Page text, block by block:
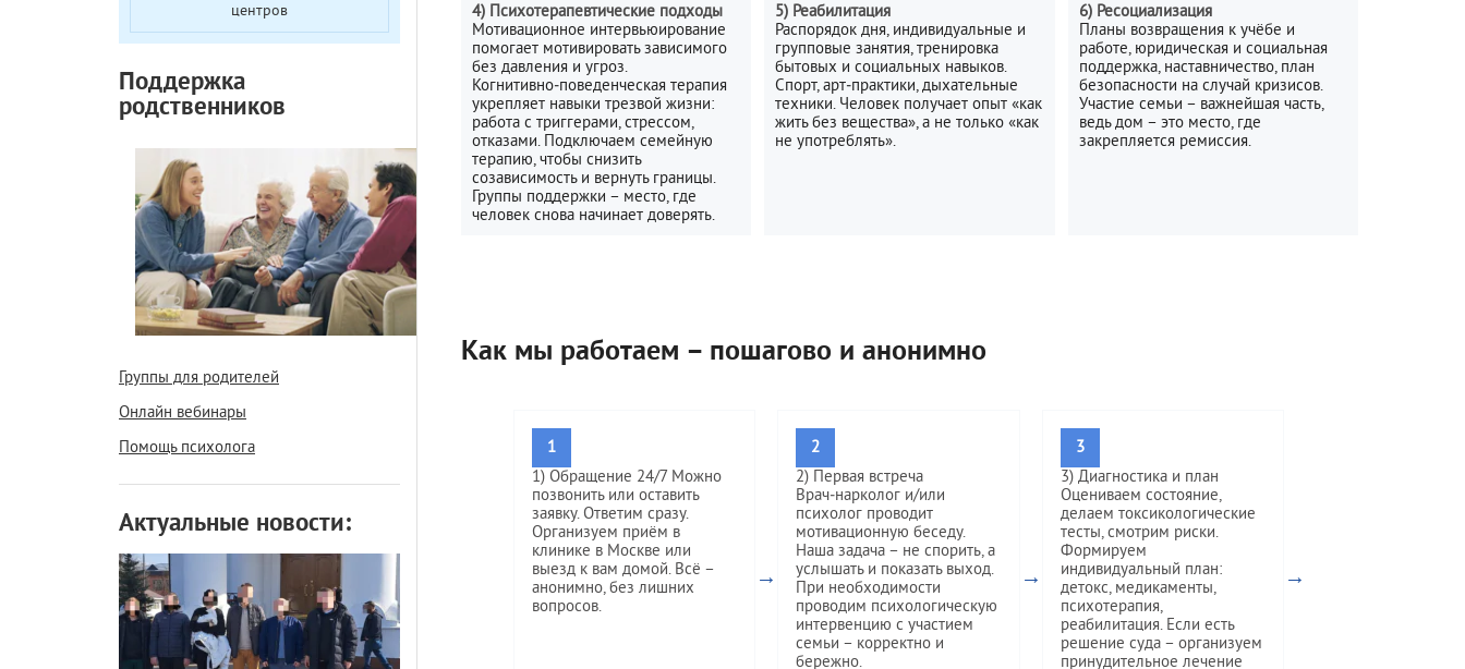
4) Психотерапевтические подходы
Мотивационное интервьюирование
помогает мотивировать зависимого
без давления и угроз.
Когнитивно‑поведенческая терапия
укрепляет навыки трезвой жизни:
работа с триггерами, стрессом,
отказами. Подключаем семейную
терапию, чтобы снизить
созависимость и вернуть границы.
Группы поддержки – место, где
человек снова начинает доверять.
5) Реабилитация
Распорядок дня, индивидуальные и
групповые занятия, тренировка
бытовых и социальных навыков.
Спорт, арт‑практики, дыхательные
техники. Человек получает опыт «как
жить без вещества», а не только «как
не употреблять».
6) Ресоциализация
Планы возвращения к учёбе и
работе, юридическая и социальная
поддержка, наставничество, план
безопасности на случай кризисов.
Участие семьи – важнейшая часть,
ведь дом – это место, где
закрепляется ремиссия.
Как мы работаем – пошагово и анонимно
1
1) Обращение 24/7 Можно
позвонить или оставить
заявку. Ответим сразу.
Организуем приём в
клинике в Москве или
выезд к вам домой. Всё –
анонимно, без лишних
вопросов.
→
2
2) Первая встреча
Врач‑нарколог и/или
психолог проводит
мотивационную беседу.
Наша задача – не спорить, а
услышать и показать выход.
При необходимости
проводим психологическую
интервенцию с участием
семьи – корректно и
бережно.
→
3
3) Диагностика и план
Оцениваем состояние,
делаем токсикологические
тесты, смотрим риски.
Формируем
индивидуальный план:
детокс, медикаменты,
психотерапия,
реабилитация. Если есть
решение суда – организуем
принудительное лечение
→
центров
Поддержка
родственников
Группы для родителей
Онлайн вебинары
Помощь психолога
Актуальные новости: